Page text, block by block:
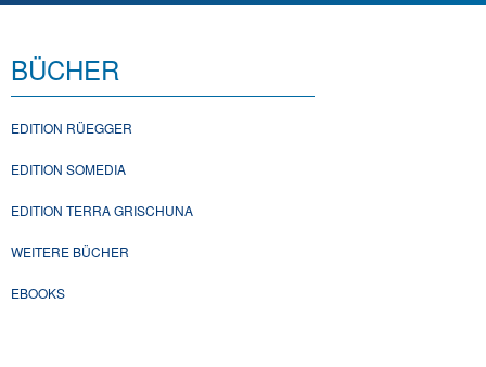
BÜCHER
EDITION RÜEGGER
EDITION SOMEDIA
EDITION TERRA GRISCHUNA
WEITERE BÜCHER
EBOOKS